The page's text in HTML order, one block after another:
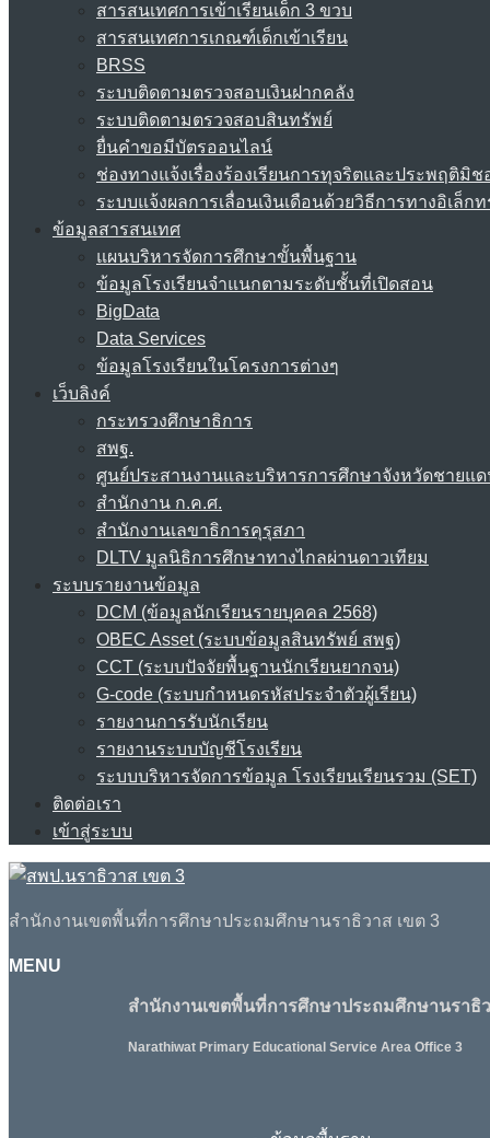
สารสนเทศการเข้าเรียนเด็ก 3 ขวบ
สารสนเทศการเกณฑ์เด็กเข้าเรียน
BRSS
ระบบติดตามตรวจสอบเงินฝากคลัง
ระบบติดตามตรวจสอบสินทรัพย์
ยื่นคำขอมีบัตรออนไลน์
ช่องทางแจ้งเรื่องร้องเรียนการทุจริตและประพฤติมิช
ระบบแจ้งผลการเลื่อนเงินเดือนด้วยวิธีการทางอิเล็ก
ข้อมูลสารสนเทศ
แผนบริหารจัดการศึกษาขั้นพื้นฐาน
ข้อมูลโรงเรียนจำแนกตามระดับชั้นที่เปิดสอน
BigData
Data Services
ข้อมูลโรงเรียนในโครงการต่างๆ
เว็บลิงค์
กระทรวงศึกษาธิการ
สพฐ.
ศูนย์ประสานงานและบริหารการศึกษาจังหวัดชายแ
สำนักงาน ก.ค.ศ.
สำนักงานเลขาธิการคุรุสภา
DLTV มูลนิธิการศึกษาทางไกลผ่านดาวเทียม
ระบบรายงานข้อมูล
DCM (ข้อมูลนักเรียนรายบุคคล 2568)
OBEC Asset (ระบบข้อมูลสินทรัพย์ สพฐ)
CCT (ระบบปัจจัยพื้นฐานนักเรียนยากจน)
G-code (ระบบกำหนดรหัสประจำตัวผู้เรียน)
รายงานการรับนักเรียน
รายงานระบบบัญชีโรงเรียน
ระบบบริหารจัดการข้อมูล โรงเรียนเรียนรวม (SET)
ติดต่อเรา
เข้าสู่ระบบ
สำนักงานเขตพื้นที่การศึกษาประถมศึกษานราธิวาส เขต 3
MENU
สำนักงานเขตพื้นที่การศึกษาประถมศึกษานราธิว
Narathiwat Primary Educational Service Area Office 3